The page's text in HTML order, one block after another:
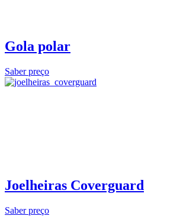
Gola polar
Saber preço
Joelheiras Coverguard
Saber preço